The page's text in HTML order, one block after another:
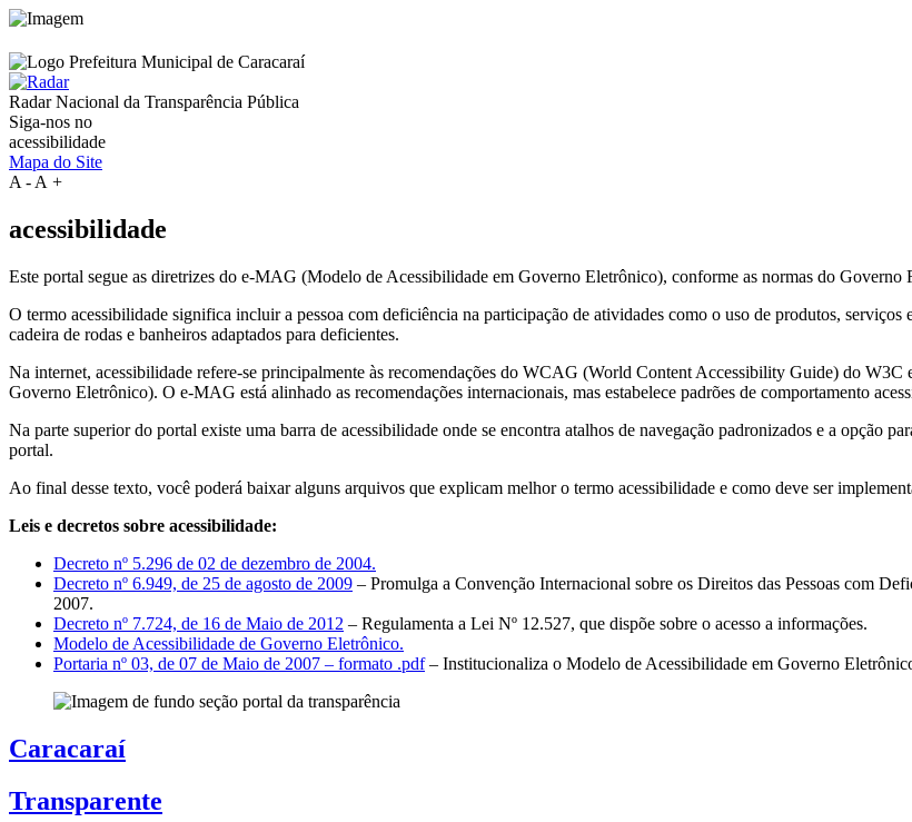
Radar Nacional da Transparência Pública
Siga-nos no
acessibilidade
Mapa do Site
A-A +
acessibilidade
Este portal segue as diretrizes do e-MAG (Modelo de Acessibilidade em Governo Eletrônico), conforme as normas do Governo
O termo acessibilidade significa incluir a pessoa com deficiência na participação de atividades como o uso de produtos, serviços
cadeira de rodas e banheiros adaptados para deficientes.
Na internet, acessibilidade refere-se principalmente às recomendações do WCAG (World Content Accessibility Guide) do
Governo Eletrônico). O e-MAG está alinhado as recomendações internacionais, mas estabelece padrões de comportamento
Na parte superior do portal existe uma barra de acessibilidade onde se encontra atalhos de navegação padronizados e a opção
portal.
Ao final desse texto, você poderá baixar alguns arquivos que explicam melhor o termo acessibilidade e como deve ser
Leis e decretos sobre acessibilidade:
Decreto nº 5.296 de 02 de dezembro de 2004.
Decreto nº 6.949, de 25 de agosto de 2009 – Promulga a Convenção Internacional sobre os Direitos das Pessoas com
2007.
Decreto nº 7.724, de 16 de Maio de 2012 – Regulamenta a Lei Nº 12.527, que dispõe sobre o acesso a informações.
Modelo de Acessibilidade de Governo Eletrônico.
Portaria nº 03, de 07 de Maio de 2007 – formato .pdf– Institucionaliza o Modelo de Acessibilidade em Governo
Caracaraí
Transparente